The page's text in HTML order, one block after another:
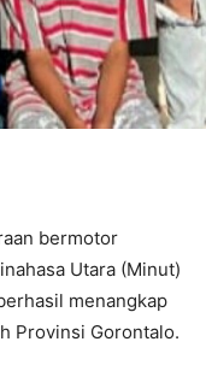
bermotor
Utara (Minut)
menangkap
Provinsi Gorontalo.